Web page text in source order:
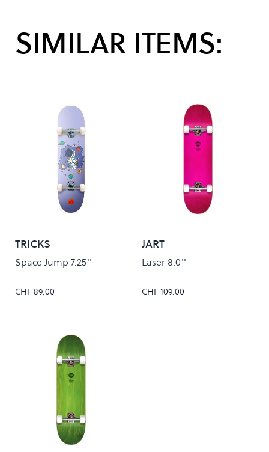
SIMILAR ITEMS:
TRICKS
Space Jump 7.25''
CHF 89.00
JART
Laser 8.0''
CHF 109.00